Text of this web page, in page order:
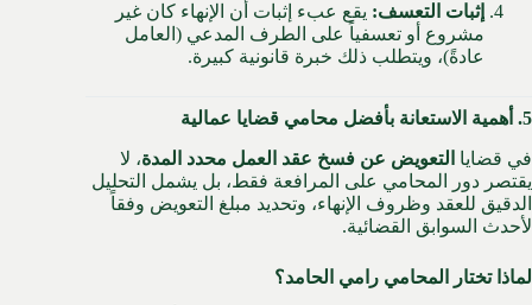
إثبات التعسف: يقع عبء إثبات أن الإنهاء كان غير
مشروع أو تعسفياً على الطرف المدعي (العامل
عادةً)، ويتطلب ذلك خبرة قانونية كبيرة.
5. أهمية الاستعانة بأفضل محامي قضايا عمالية
في قضايا التعويض عن فسخ عقد العمل محدد المدة، لا
يقتصر دور المحامي على المرافعة فقط، بل يشمل التحليل
الدقيق للعقد وظروف الإنهاء، وتحديد مبلغ التعويض وفقاً
لأحدث السوابق القضائية.
لماذا تختار المحامي رامي الحامد؟